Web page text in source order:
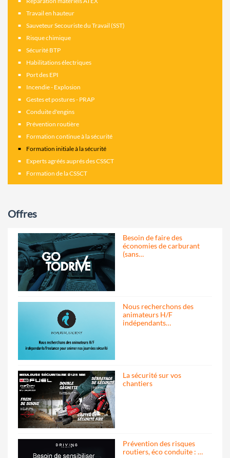
Travail en hauteur
Sauveteur Secouriste du Travail (SST)
Risque chimique
Sécurité BTP
Habilitations électriques
Port des EPI
Incendie - Explosion
Gestes et postures - PRAP
Conduite d'engins
Prévention routière
Formation continue à la sécurité
Formation initiale à la sécurité
Experts agréés auprés des CSSCT
Formation de la CSSCT
Offres
Besoin de faire des
économies de carburant
(sans…
Nous recherchons des
animateurs H/F
indépendants…
La sécurité sur vos
chantiers
Prévention des risques
routiers, éco conduite : …